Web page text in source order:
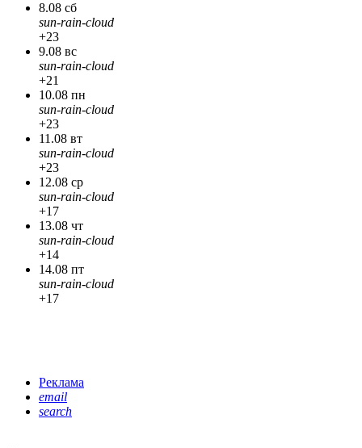
8.08 сб
sun-rain-cloud
+23
9.08 вс
sun-rain-cloud
+21
10.08 пн
sun-rain-cloud
+23
11.08 вт
sun-rain-cloud
+23
12.08 ср
sun-rain-cloud
+17
13.08 чт
sun-rain-cloud
+14
14.08 пт
sun-rain-cloud
+17
Реклама
email
search